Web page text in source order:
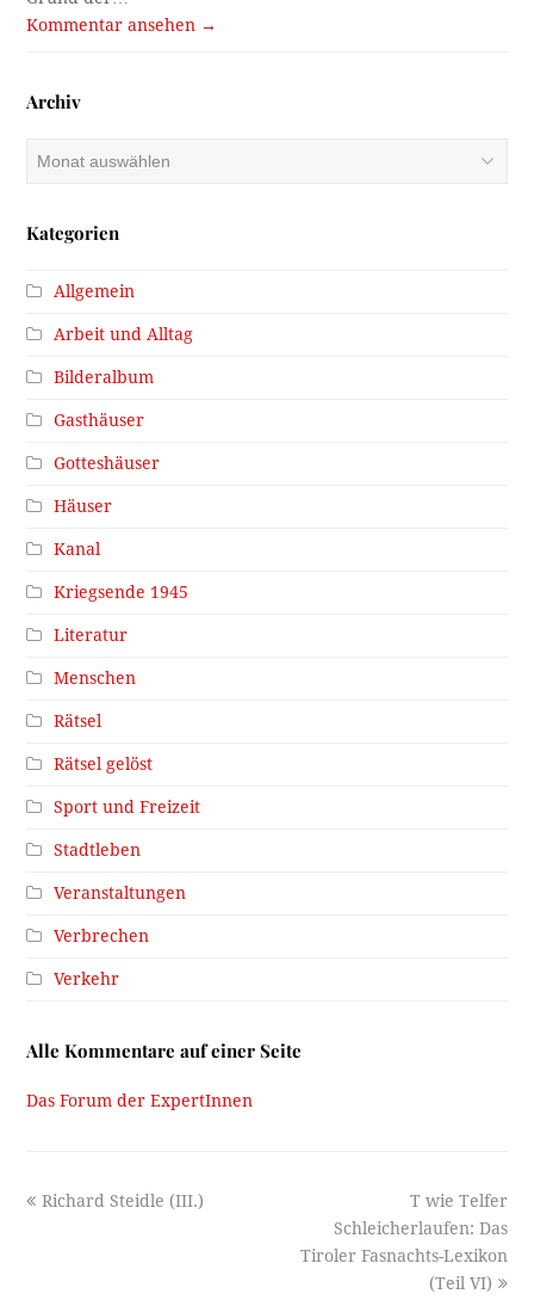
Kommentar ansehen →
Archiv
Kategorien
Allgemein
Arbeit und Alltag
Bilderalbum
Gasthäuser
Gotteshäuser
Häuser
Kanal
Kriegsende 1945
Literatur
Menschen
Rätsel
Rätsel gelöst
Sport und Freizeit
Stadtleben
Veranstaltungen
Verbrechen
Verkehr
Alle Kommentare auf einer Seite
Das Forum der ExpertInnen
previous
Richard Steidle (III.)
next
post:
T wie Telfer
Schleicherlaufen: Das
Tiroler Fasnachts-Lexikon
(Teil VI)